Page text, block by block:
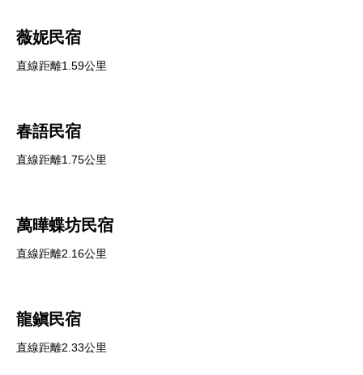
薇妮民宿
直線距離1.59公里
春語民宿
直線距離1.75公里
萬曄蝶坊民宿
直線距離2.16公里
龍鎭民宿
直線距離2.33公里